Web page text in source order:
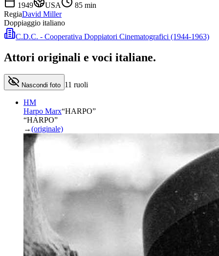
1949
USA 85 min
RegiaDavid Miller
Doppiaggio italiano
C.D.C. - Cooperativa Doppiatori Cinematografici (1944-1963)
Attori originali e voci italiane.
Nascondi foto 11 ruoli
HM
Harpo Marx“HARPO”
“HARPO”
→(originale)